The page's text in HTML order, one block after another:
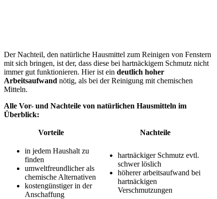
Der Nachteil, den natürliche Hausmittel zum Reinigen von Fenstern
mit sich bringen, ist der, dass diese bei hartnäckigem Schmutz nicht
immer gut funktionieren. Hier ist ein deutlich hoher
Arbeitsaufwand nötig, als bei der Reinigung mit chemischen
Mitteln.
Alle Vor- und Nachteile von natürlichen Hausmitteln im
Überblick:
Vorteile Nachteile
in jedem Haushalt zu
finden
umweltfreundlicher als
chemische Alternativen
kostengünstiger in der
Anschaffung
hartnäckiger Schmutz evtl.
schwer löslich
höherer arbeitsaufwand bei
hartnäckigen
Verschmutzungen